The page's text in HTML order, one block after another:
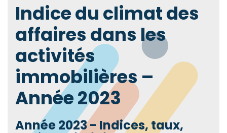
Indice du climat des
affaires dans les
activités
immobilières –
Année 2023
Année 2023 - Indices, taux,